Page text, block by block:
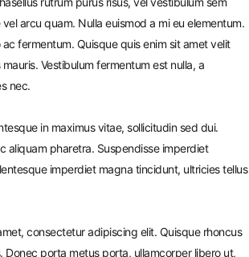
arcu quam. Nulla euismod a mi eu elementum.
ac fermentum. Quisque quis enim sit amet velit
Vestibulum fermentum est nulla, a
nec.
in maximus vitae, sollicitudin sed dui.
aliquam pharetra. Suspendisse imperdiet
imperdiet magna tincidunt, ultricies tellus
consectetur adipiscing elit. Quisque rhoncus
Donec porta metus porta, ullamcorper libero ut,